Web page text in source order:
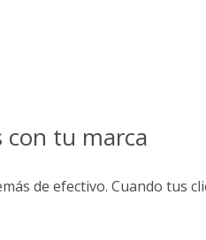
con tu marca
de efectivo. Cuando tus